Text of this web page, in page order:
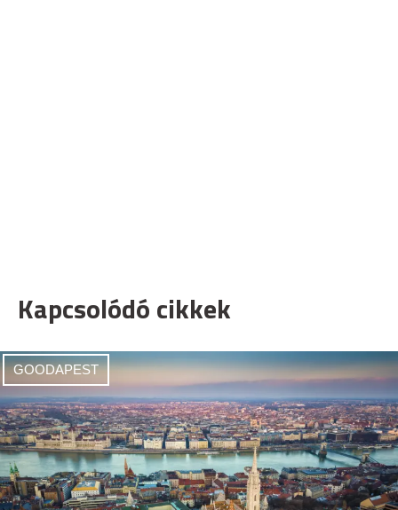
Kapcsolódó cikkek
GOODAPEST